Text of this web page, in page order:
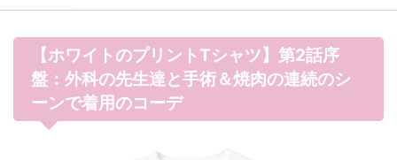
【ホワイトのプリントTシャツ】第2話序
盤：外科の先生達と手術＆焼肉の連続のシ
ーンで着用のコーデ